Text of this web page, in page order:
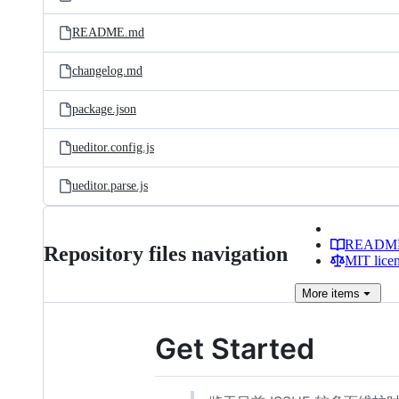
README.md
changelog.md
package.json
ueditor.config.js
ueditor.parse.js
Repository files navigation
MIT
More items
Get Started